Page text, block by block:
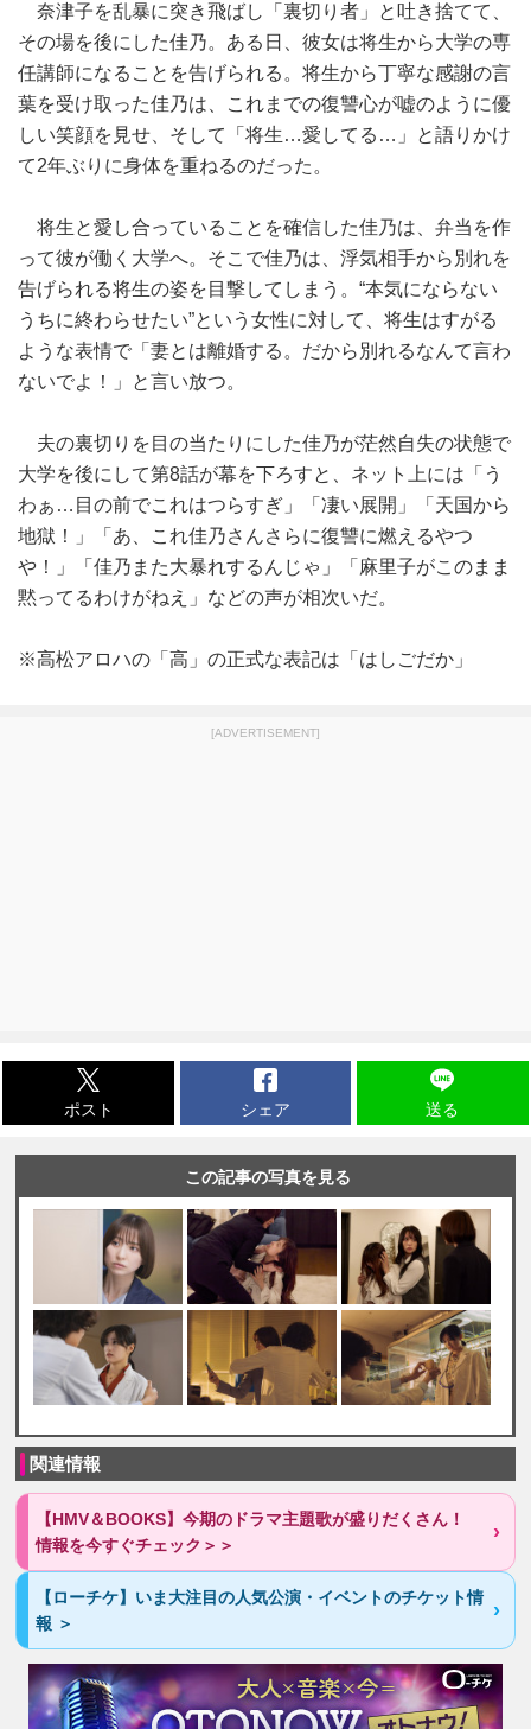
奈津子を乱暴に突き飛ばし「裏切り者」と吐き捨てて、
その場を後にした佳乃。ある日、彼女は将生から大学の専
任講師になることを告げられる。将生から丁寧な感謝の言
葉を受け取った佳乃は、これまでの復讐心が嘘のように優
しい笑顔を見せ、そして「将生…愛してる…」と語りかけ
て2年ぶりに身体を重ねるのだった。
将生と愛し合っていることを確信した佳乃は、弁当を作
って彼が働く大学へ。そこで佳乃は、浮気相手から別れを
告げられる将生の姿を目撃してしまう。“本気にならない
うちに終わらせたい”という女性に対して、将生はすがる
ような表情で「妻とは離婚する。だから別れるなんて言わ
ないでよ！」と言い放つ。
夫の裏切りを目の当たりにした佳乃が茫然自失の状態で
大学を後にして第8話が幕を下ろすと、ネット上には「う
わぁ…目の前でこれはつらすぎ」「凄い展開」「天国から
地獄！」「あ、これ佳乃さんさらに復讐に燃えるやつ
や！」「佳乃また大暴れするんじゃ」「麻里子がこのまま
黙ってるわけがねえ」などの声が相次いだ。
※高松アロハの「高」の正式な表記は「はしごだか」
[ADVERTISEMENT]
ポスト シェア 送る
この記事の写真を見る
関連情報
【HMV＆BOOKS】今期のドラマ主題歌が盛りだくさん！
情報を今すぐチェック＞＞
【ローチケ】いま大注目の人気公演・イベントのチケット情
報 ＞